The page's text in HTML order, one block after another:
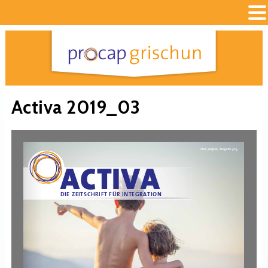
Activa 2019_03